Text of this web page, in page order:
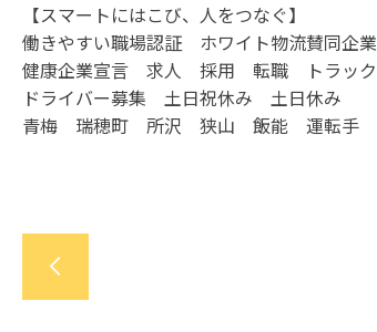
【スマートにはこび、人をつなぐ】
働きやすい職場認証 ホワイト物流賛同企業
健康企業宣言 求人 採用 転職 トラック
ドライバー募集 土日祝休み 土日休み
青梅 瑞穂町 所沢 狭山 飯能 運転手